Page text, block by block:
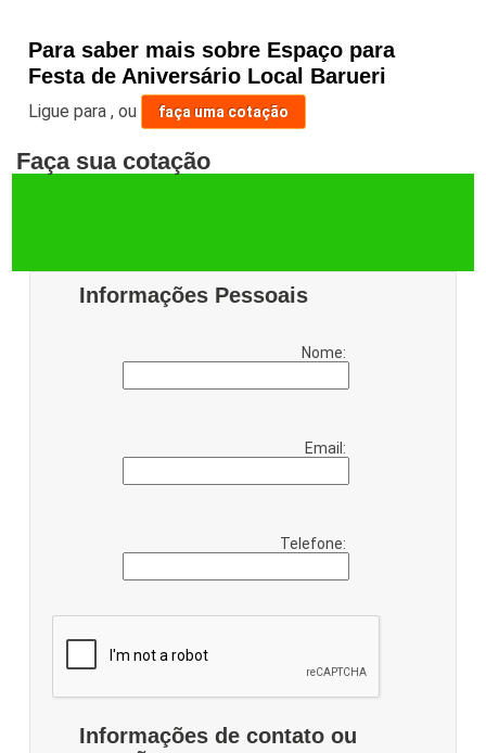
Para saber mais sobre Espaço para
Festa de Aniversário Local Barueri
Ligue para,ou faça uma cotação
Faça sua cotação
Informações Pessoais
Nome:
Email:
Telefone:
Informações de contato ou